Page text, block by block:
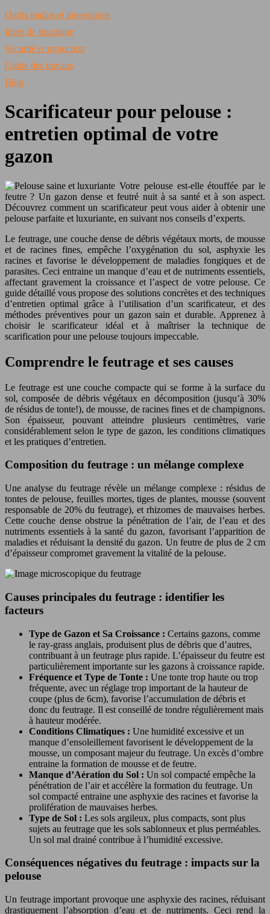
Outils malins et innovations
Idées de bricolage
Sécurité et protection
Guide des travaux
Blog
Scarificateur pour pelouse :
entretien optimal de votre
gazon
Votre pelouse est-elle étouffée par le
feutre ? Un gazon dense et feutré nuit à sa santé et à son aspect.
Découvrez comment un scarificateur peut vous aider à obtenir une
pelouse parfaite et luxuriante, en suivant nos conseils d’experts.
Le feutrage, une couche dense de débris végétaux morts, de mousse
et de racines fines, empêche l’oxygénation du sol, asphyxie les
racines et favorise le développement de maladies fongiques et de
parasites. Ceci entraine un manque d’eau et de nutriments essentiels,
affectant gravement la croissance et l’aspect de votre pelouse. Ce
guide détaillé vous propose des solutions concrètes et des techniques
d’entretien optimal grâce à l’utilisation d’un scarificateur, et des
méthodes préventives pour un gazon sain et durable. Apprenez à
choisir le scarificateur idéal et à maîtriser la technique de
scarification pour une pelouse toujours impeccable.
Comprendre le feutrage et ses causes
Le feutrage est une couche compacte qui se forme à la surface du
sol, composée de débris végétaux en décomposition (jusqu’à 30%
de résidus de tonte!), de mousse, de racines fines et de champignons.
Son épaisseur, pouvant atteindre plusieurs centimètres, varie
considérablement selon le type de gazon, les conditions climatiques
et les pratiques d’entretien.
Composition du feutrage : un mélange complexe
Une analyse du feutrage révèle un mélange complexe : résidus de
tontes de pelouse, feuilles mortes, tiges de plantes, mousse (souvent
responsable de 20% du feutrage), et rhizomes de mauvaises herbes.
Cette couche dense obstrue la pénétration de l’air, de l’eau et des
nutriments essentiels à la santé du gazon, favorisant l’apparition de
maladies et réduisant la densité du gazon. Un feutre de plus de 2 cm
d’épaisseur compromet gravement la vitalité de la pelouse.
Causes principales du feutrage : identifier les
facteurs
Type de Gazon et Sa Croissance : Certains gazons, comme
le ray-grass anglais, produisent plus de débris que d’autres,
contribuant à un feutrage plus rapide. L’épaisseur du feutre est
particulièrement importante sur les gazons à croissance rapide.
Fréquence et Type de Tonte : Une tonte trop haute ou trop
fréquente, avec un réglage trop important de la hauteur de
coupe (plus de 6cm), favorise l’accumulation de débris et
donc du feutrage. Il est conseillé de tondre régulièrement mais
à hauteur modérée.
Conditions Climatiques : Une humidité excessive et un
manque d’ensoleillement favorisent le développement de la
mousse, un composant majeur du feutrage. Un excès d’ombre
entraine la formation de mousse et de feutre.
Manque d’Aération du Sol : Un sol compacté empêche la
pénétration de l’air et accélère la formation du feutrage. Un
sol compacté entraine une asphyxie des racines et favorise la
prolifération de mauvaises herbes.
Type de Sol : Les sols argileux, plus compacts, sont plus
sujets au feutrage que les sols sablonneux et plus perméables.
Un sol mal drainé contribue à l’humidité excessive.
Conséquences négatives du feutrage : impacts sur la
pelouse
Un feutrage important provoque une asphyxie des racines, réduisant
drastiquement l’absorption d’eau et de nutriments. Ceci rend la